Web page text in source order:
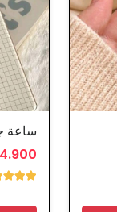
ساعة
4.900 دك